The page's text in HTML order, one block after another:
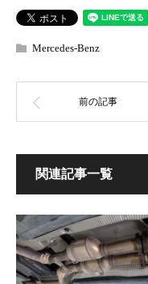
Mercedes-Benz
関連記事一覧